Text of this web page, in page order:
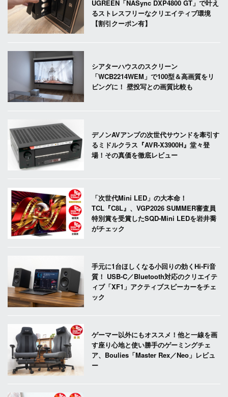
UGREEN「NASync DXP4800 GT」で叶え
るストレスフリーなクリエイティブ環境
【割引クーポン有】
シアターハウスのスクリーン
「WCB2214WEM」で100型＆高画質をリ
ビングに！ 壁投写との画質比較も
デノンAVアンプの次世代サウンドを牽引す
るミドルクラス『AVR-X3900H』堂々登
場！その真価を徹底レビュー
「次世代Mini LED」の大本命！
TCL『C8L』、VGP2026 SUMMER審査員
特別賞を受賞したSQD-Mini LEDを岩井喬
がチェック
手元に1台ほしくなる小回りの効くHi-Fi音
質！ USB-C／Bluetooth対応のクリエイテ
ィブ「XF1」アクティブスピーカーをチェ
ック
ゲーマー以外にもオススメ！他と一線を画
す座り心地と使い勝手のゲーミングチェ
ア、Boulies「Master Rex／Neo」レビュ
ー